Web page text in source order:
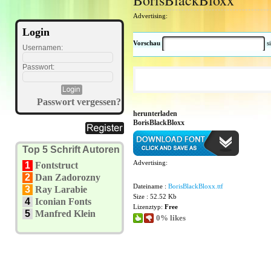
Login
Usernamen:
Passwort:
Passwort vergessen?
Top 5 Schrift Autoren
1 Fontstruct
2 Dan Zadorozny
3 Ray Larabie
4 Iconian Fonts
5 Manfred Klein
Advertising:
Vorschau
herunterladen
BorisBlackBloxx
Advertising:
Dateiname : BorisBlackBloxx.ttf
Size : 52.52 Kb
Lizenztyp: Free
0% likes